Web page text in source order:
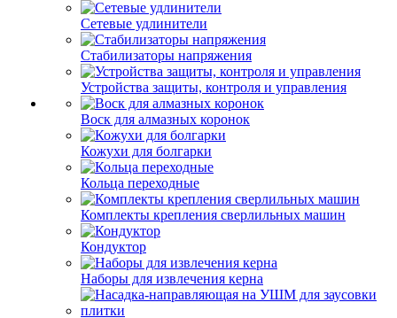
Сетевые удлинители
Стабилизаторы напряжения
Устройства защиты, контроля и управления
Воск для алмазных коронок
Кожухи для болгарки
Кольца переходные
Комплекты крепления сверлильных машин
Кондуктор
Наборы для извлечения керна